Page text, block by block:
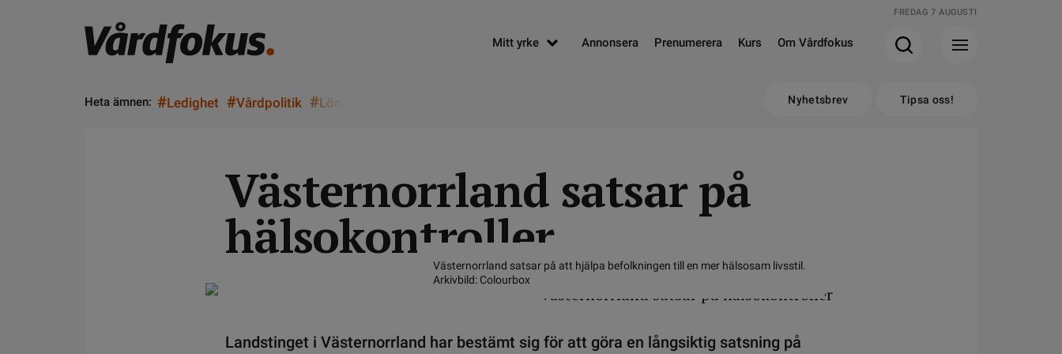
FREDAG 7 AUGUSTI
Mitt yrke Annonsera Prenumerera Kurs Om Vårdfokus
Heta ämnen: #Ledighet #Vårdpolitik #Lön Nyhetsbrev Tipsa oss!
Västernorrland satsar på
hälsokontrollerVästernorrland satsar på att hjälpa befolkningen till en mer hälsosam livsstil.
Arkivbild: Colourbox
Landstinget i Västernorrland har bestämt sig för att göra en långsiktig satsning på